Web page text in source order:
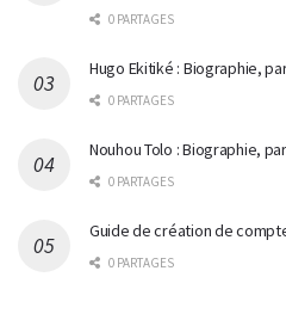
0 PARTAGES
Hugo Ekitiké : Biographie,
0 PARTAGES
Nouhou Tolo : Biographie,
0 PARTAGES
Guide de création de
0 PARTAGES